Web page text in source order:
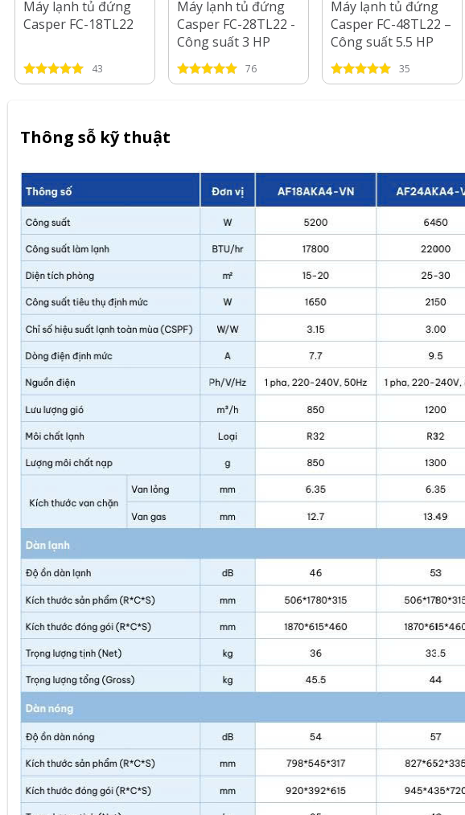
Máy lạnh tủ đứng
Casper FC-18TL22
43
Máy lạnh tủ đứng
Casper FC-28TL22 -
Công suất 3 HP
76
Máy lạnh tủ đứng
Casper FC-48TL22 –
Công suất 5.5 HP
35
Thông sỗ kỹ thuật